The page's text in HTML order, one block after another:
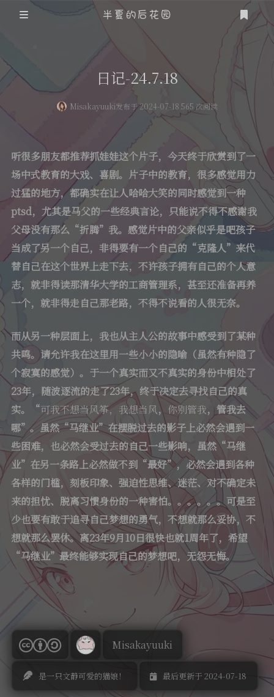
半夏的后花园
日记-24.7.18
Misakayuuki发布于 2024-07-18 565 次阅读
听很多朋友都推荐抓娃娃这个片子，今天终于欣赏到了一
场中式教育的大戏、喜剧。片子中的教育，很多感觉用力
过猛的地方，都确实在让人哈哈大笑的同时感觉到一种
ptsd，尤其是马父的一些经典言论，只能说不得不感谢我
父母没有那么“折腾”我。感觉片中的父亲似乎是吧孩子
当成了另一个自己，非得要有一个自己的“克隆人”来代
替自己在这个世界上走下去，不许孩子拥有自己的个人意
志，就非得读那清华大学的工商管理系，甚至还准备再养
一个，就非得走自己那老路，不得不说看的人很无奈。
而从另一种层面上，我也从主人公的故事中感受到了某种
共鸣。请允许我在这里用一些小小的隐喻（虽然有种隐了
个寂寞的感觉）。于一个真实而又不真实的身份中相处了
23年，随波逐流的走了23年，终于决定去寻找自己的真
实。“可我不想当风筝，我想当风， 你别管我，管我去
哪”。虽然“马继业”在摆脱过去的影子上必然会遇到一
些困难，也必然会受过去的自己一些影响，虽然“马继
业”在另一条路上必然做不到“最好”，必然会遇到各种
各样的门槛，刻板印象、强迫性思维、迷茫、对不确定未
来的担忧、脱离习惯身份的一种害怕。。。。。。可是至
少也要有敢于追寻自己梦想的勇气，不想就那么妥协，不
想就那么罢休。离23年9月10日很快也就1周年了，希望
“马继业”最终能够实现自己的梦想吧，无怨无悔。
Misakayuuki
是一只文静可爱的猫娘！ 最后更新于 2024-07-18